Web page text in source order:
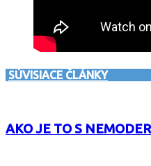
SÚVISIACE ČLÁNKY
AKO JE TO S